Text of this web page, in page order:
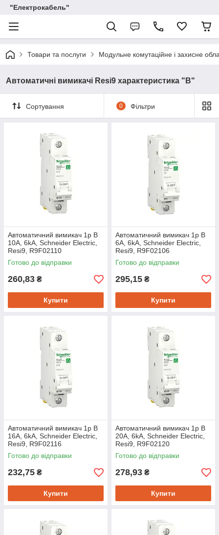
"Електрокабель"
Товари та послуги Модульне комутаційне і захисне
Автоматичні вимикачі Resi9 характеристика "В"
Сортування 0 Фільтри
Автоматичний вимикач 1p B
10A, 6kA, Schneider Electric,
Resi9, R9F02110
Готово до відправки
260,83 ₴
Купити
Автоматичний вимикач 1p B
6A, 6kA, Schneider Electric,
Resi9, R9F02106
Готово до відправки
295,15 ₴
Купити
Автоматичний вимикач 1p B
16A, 6kA, Schneider Electric,
Resi9, R9F02116
Готово до відправки
232,75 ₴
Купити
Автоматичний вимикач 1p B
20A, 6kA, Schneider Electric,
Resi9, R9F02120
Готово до відправки
278,93 ₴
Купити